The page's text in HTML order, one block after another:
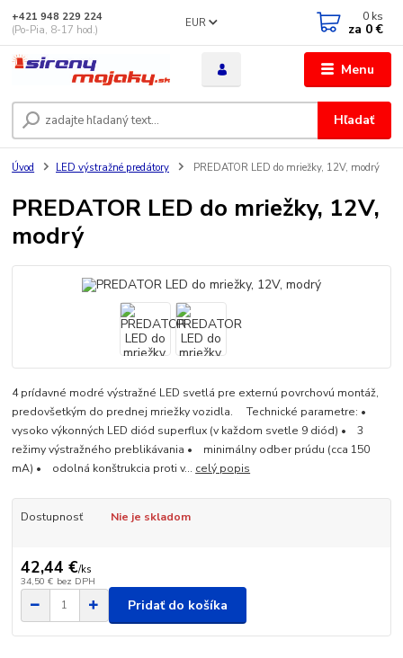
Menu
EUR
Hľadať
+421 948 229 224
(Po-Pia, 8-17 hod.)
0 ks
za 0 €
Úvod LED výstražné predátory PREDATOR LED do mriežky, 12V, modrý
PREDATOR LED do mriežky, 12V,
modrý
4 prídavné modré výstražné LED svetlá pre externú povrchovú montáž,
predovšetkým do prednej mriežky vozidla. Technické parametre: •
vysoko výkonných LED diód superflux (v každom svetle 9 diód) • 3
režimy výstražného preblikávania • minimálny odber prúdu (cca 150
mA) • odolná konštrukcia proti v... celý popis
Dostupnosť Nie je skladom
42,44 €/ks
34,50 € bez DPH
Pridať do košíka